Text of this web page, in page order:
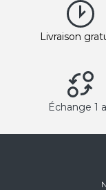
Livraison
Échange 1